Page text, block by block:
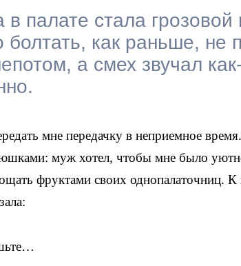
палате стала грозовой
болтать, как раньше, не
а смех звучал
мне передачку в неприемное
муж хотел, чтобы мне было
фруктами своих однопалаточниц.